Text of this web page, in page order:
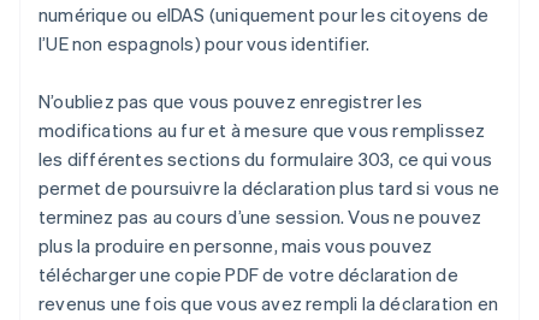
numérique ou eIDAS (uniquement pour les citoyens de
l’UE non espagnols) pour vous identifier.
N’oubliez pas que vous pouvez enregistrer les
modifications au fur et à mesure que vous remplissez
les différentes sections du formulaire 303, ce qui vous
permet de poursuivre la déclaration plus tard si vous ne
terminez pas au cours d’une session. Vous ne pouvez
plus la produire en personne, mais vous pouvez
télécharger une copie PDF de votre déclaration de
revenus une fois que vous avez rempli la déclaration en